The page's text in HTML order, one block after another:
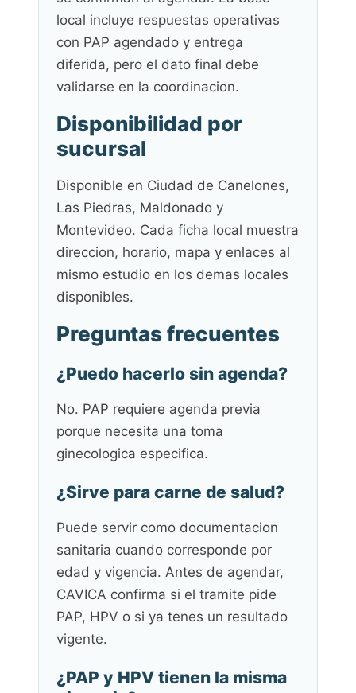
local incluye respuestas operativas
con PAP agendado y entrega
diferida, pero el dato final debe
validarse en la coordinacion.
Disponibilidad por
sucursal
Disponible en Ciudad de Canelones,
Las Piedras, Maldonado y
Montevideo. Cada ficha local muestra
direccion, horario, mapa y enlaces al
mismo estudio en los demas locales
disponibles.
Preguntas frecuentes
¿Puedo hacerlo sin agenda?
No. PAP requiere agenda previa
porque necesita una toma
ginecologica especifica.
¿Sirve para carne de salud?
Puede servir como documentacion
sanitaria cuando corresponde por
edad y vigencia. Antes de agendar,
CAVICA confirma si el tramite pide
PAP, HPV o si ya tenes un resultado
vigente.
¿PAP y HPV tienen la misma